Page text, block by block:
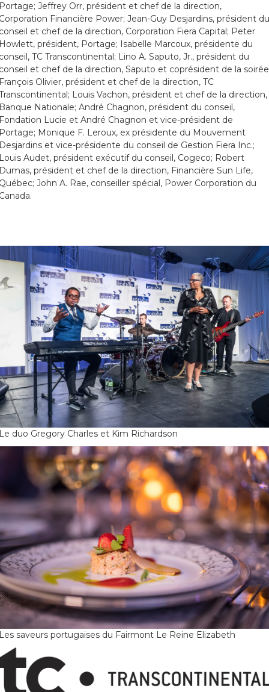
Jeffrey Orr, président et chef de la direction,
Financière Power; Jean-Guy Desjardins, président du
et chef de la direction, Corporation Fiera Capital; Peter
président, Portage; Isabelle Marcoux, présidente du
TC Transcontinental; Lino A. Saputo, Jr., président du
et chef de la direction, Saputo et coprésident de la
Olivier, président et chef de la direction, TC
Louis Vachon, président et chef de la direction,
Nationale; André Chagnon, président du conseil,
Lucie et André Chagnon et vice-président de
Monique F. Leroux, ex présidente du Mouvement
et vice-présidente du conseil de Gestion Fiera Inc.;
Audet, président exécutif du conseil, Cogeco; Robert
président et chef de la direction, Financière Sun Life,
John A. Rae, conseiller spécial, Power Corporation du
duo Gregory Charles et Kim Richardson
saveurs portugaises du Fairmont Le Reine Elizabeth